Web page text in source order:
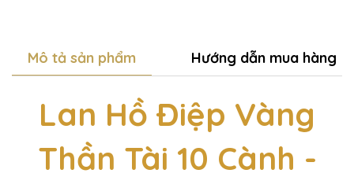
Mô tả sản phẩm Hướng dẫn mua hàng
Lan Hồ Điệp Vàng
Thần Tài 10 Cành -